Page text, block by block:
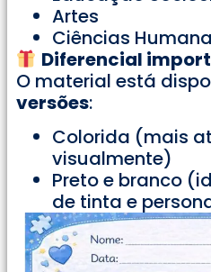
Artes
Ciências
Diferencial
O material está
versões:
Colorida (mais
visualmente)
Preto e branco
de tinta e